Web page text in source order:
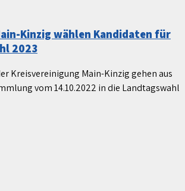
Kinzig wählen Kandidaten für
2023
Kreisvereinigung Main-Kinzig gehen aus
vom 14.10.2022 in die Landtagswahl